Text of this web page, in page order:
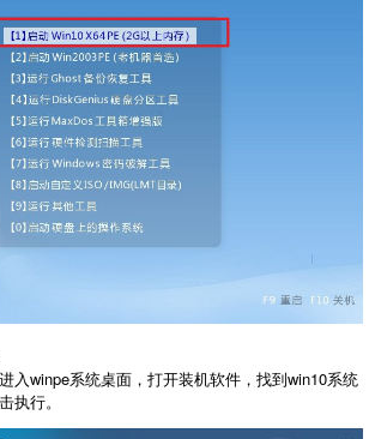
入winpe系统桌面，打开装机软件，找到win10系统
执行。